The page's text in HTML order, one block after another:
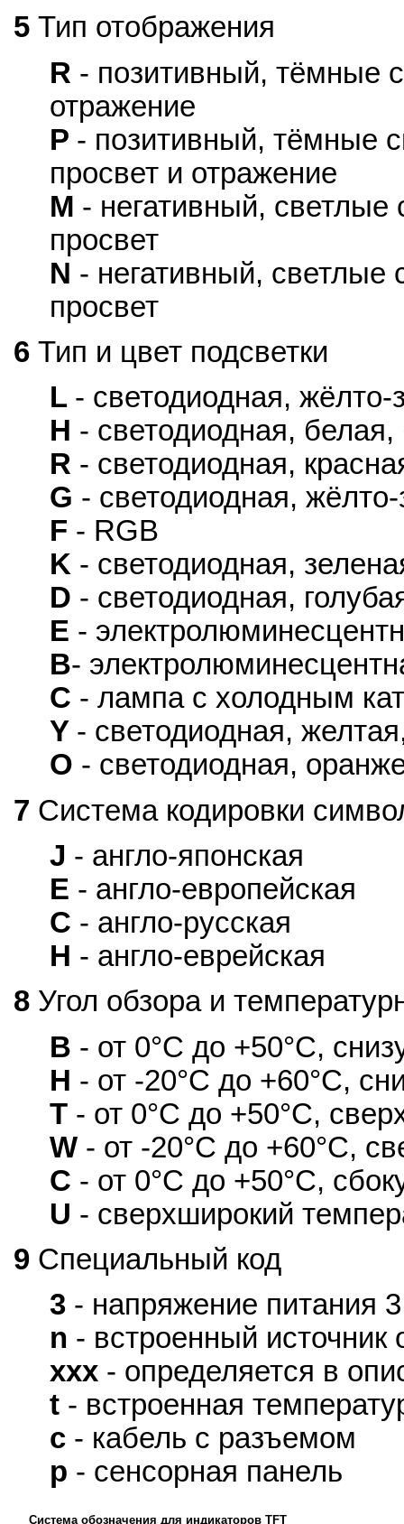
5 Тип отображения
R - позитивный, тёмные
отражение
P - позитивный, тёмные
просвет и отражение
M - негативный,
просвет
N - негативный,
просвет
6 Тип и цвет подсветки
L - светодиодная,
H - светодиодная, белая,
R - светодиодная,
G - светодиодная,
F - RGB
K - светодиодная,
D - светодиодная,
E -
B-
C - лампа с холодным
Y - светодиодная,
O - светодиодная,
7 Система кодировки
J - англо-японская
E - англо-европейская
C - англо-русская
H - англо-еврейская
8 Угол обзора и
B - от 0°С до +50°С,
H - от -20°С до +60°С,
T - от 0°С до +50°С,
W - от -20°С до +60°С,
C - от 0°С до +50°С,
U - сверхширокий
9 Специальный код
3 - напряжение питания
n - встроенный источник
xxx - определяется в
t - встроенная
c - кабель с разъемом
p - сенсорная панель
Система обозначения для индикаторов TFT